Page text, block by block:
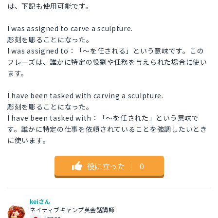
は、下記も使用可能です。
I was assigned to carve a sculpture.
彫刻を彫ることになった。
I was assigned to：「～を任される」という意味です。この
フレーズは、誰かに特定の役割や任務を与えられた場合に使い
ます。
I have been tasked with carving a sculpture.
彫刻を彫ることになった。
I have been tasked with：「～を任された」という意味で
す。誰かに特定の仕事を依頼されていることを強調したいとき
に使います。
役に立った ｜ 0
keiさん
ネイティブキャンプ英会話講師